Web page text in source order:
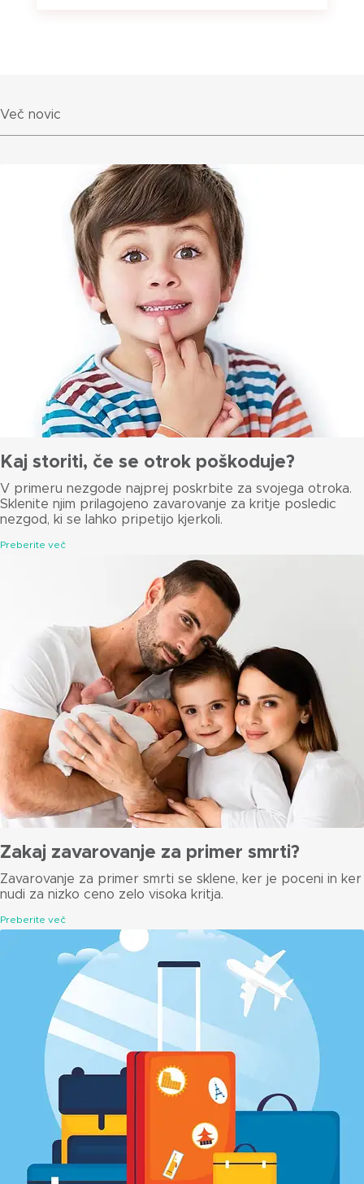
Več novic
Kaj storiti, če se otrok poškoduje?
V primeru nezgode najprej poskrbite za svojega otroka.
Sklenite njim prilagojeno zavarovanje za kritje posledic
nezgod, ki se lahko pripetijo kjerkoli.
Preberite več
Zakaj zavarovanje za primer smrti?
Zavarovanje za primer smrti se sklene, ker je poceni in ker
nudi za nizko ceno zelo visoka kritja.
Preberite več